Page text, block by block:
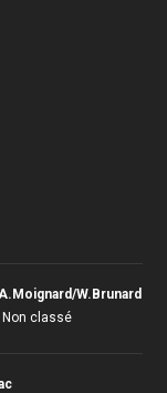
W.Brunard
,Non classé